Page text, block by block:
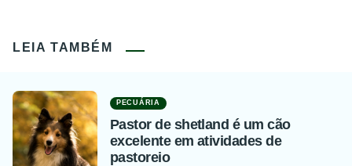
LEIA TAMBÉM
PECUÁRIA
Pastor de shetland é um cão
excelente em atividades de
pastoreio